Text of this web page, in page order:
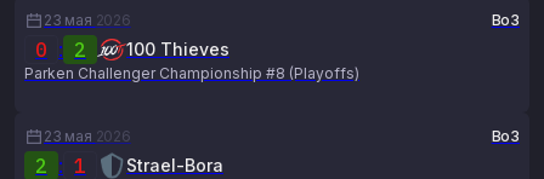
23 мая 2026 Bo3
0 : 2 100 Thieves
Parken Challenger Championship #8 (Playoffs)
23 мая 2026 Bo3
2 : 1 Strael-Bora